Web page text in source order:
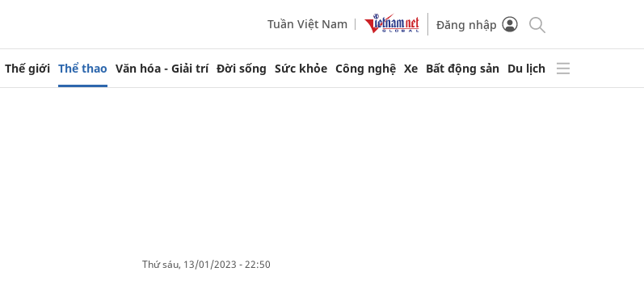
Tuần Việt Nam Đăng nhập
Thế giới Thể thao Văn hóa - Giải trí Đời sống Sức khỏe Công nghệ Xe Bất động sản Du lịch
thứ sáu, 13/01/2023 - 22:50